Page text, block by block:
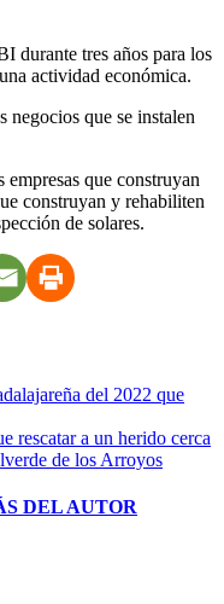
durante tres años para los
actividad económica.
que se instalen
que construyan
construyan y rehabiliten
de solares.
del 2022 que
rescatar a un herido cerca
de los Arroyos
DEL AUTOR